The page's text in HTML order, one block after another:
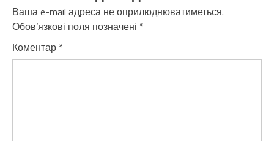
Ваша e-mail адреса не оприлюднюватиметься.
Обов’язкові поля позначені *
Коментар *